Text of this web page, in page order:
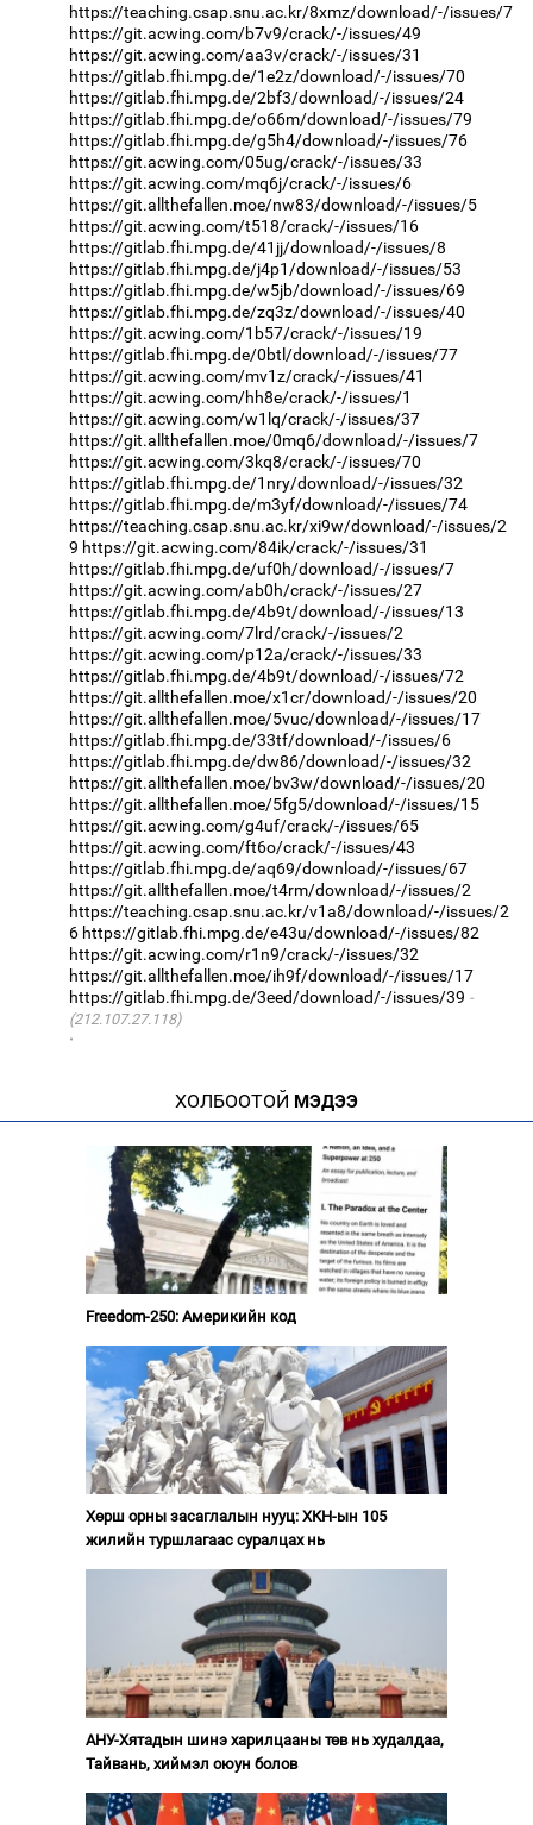
https://teaching.csap.snu.ac.kr/8xmz/download/-/issues/7
https://git.acwing.com/b7v9/crack/-/issues/49
https://git.acwing.com/aa3v/crack/-/issues/31
https://gitlab.fhi.mpg.de/1e2z/download/-/issues/70
https://gitlab.fhi.mpg.de/2bf3/download/-/issues/24
https://gitlab.fhi.mpg.de/o66m/download/-/issues/79
https://gitlab.fhi.mpg.de/g5h4/download/-/issues/76
https://git.acwing.com/05ug/crack/-/issues/33
https://git.acwing.com/mq6j/crack/-/issues/6
https://git.allthefallen.moe/nw83/download/-/issues/5
https://git.acwing.com/t518/crack/-/issues/16
https://gitlab.fhi.mpg.de/41jj/download/-/issues/8
https://gitlab.fhi.mpg.de/j4p1/download/-/issues/53
https://gitlab.fhi.mpg.de/w5jb/download/-/issues/69
https://gitlab.fhi.mpg.de/zq3z/download/-/issues/40
https://git.acwing.com/1b57/crack/-/issues/19
https://gitlab.fhi.mpg.de/0btl/download/-/issues/77
https://git.acwing.com/mv1z/crack/-/issues/41
https://git.acwing.com/hh8e/crack/-/issues/1
https://git.acwing.com/w1lq/crack/-/issues/37
https://git.allthefallen.moe/0mq6/download/-/issues/7
https://git.acwing.com/3kq8/crack/-/issues/70
https://gitlab.fhi.mpg.de/1nry/download/-/issues/32
https://gitlab.fhi.mpg.de/m3yf/download/-/issues/74
https://teaching.csap.snu.ac.kr/xi9w/download/-/issues/2
9 https://git.acwing.com/84ik/crack/-/issues/31
https://gitlab.fhi.mpg.de/uf0h/download/-/issues/7
https://git.acwing.com/ab0h/crack/-/issues/27
https://gitlab.fhi.mpg.de/4b9t/download/-/issues/13
https://git.acwing.com/7lrd/crack/-/issues/2
https://git.acwing.com/p12a/crack/-/issues/33
https://gitlab.fhi.mpg.de/4b9t/download/-/issues/72
https://git.allthefallen.moe/x1cr/download/-/issues/20
https://git.allthefallen.moe/5vuc/download/-/issues/17
https://gitlab.fhi.mpg.de/33tf/download/-/issues/6
https://gitlab.fhi.mpg.de/dw86/download/-/issues/32
https://git.allthefallen.moe/bv3w/download/-/issues/20
https://git.allthefallen.moe/5fg5/download/-/issues/15
https://git.acwing.com/g4uf/crack/-/issues/65
https://git.acwing.com/ft6o/crack/-/issues/43
https://gitlab.fhi.mpg.de/aq69/download/-/issues/67
https://git.allthefallen.moe/t4rm/download/-/issues/2
https://teaching.csap.snu.ac.kr/v1a8/download/-/issues/2
6 https://gitlab.fhi.mpg.de/e43u/download/-/issues/82
https://git.acwing.com/r1n9/crack/-/issues/32
https://git.allthefallen.moe/ih9f/download/-/issues/17
https://gitlab.fhi.mpg.de/3eed/download/-/issues/39
(212.107.27.118)
·
ХОЛБООТОЙ МЭДЭЭ
Freedom-250: Америкийн код
Хөрш орны засаглалын нууц: ХКН-ын 105
жилийн туршлагаас суралцах нь
АНУ-Хятадын шинэ харилцааны төв нь худалдаа,
Тайвань, хиймэл оюун болов